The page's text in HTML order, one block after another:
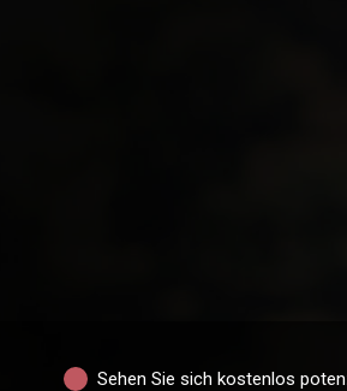
Sehen Sie sich kostenlos